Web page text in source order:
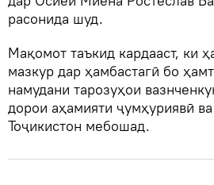
расонида шуд.
Мақомот таъкид кардааст, ки
мазкур дар ҳамбастагӣ бо
намудани тарозуҳои
дорои аҳамияти ҷумҳуриявӣ
Тоҷикистон мебошад.